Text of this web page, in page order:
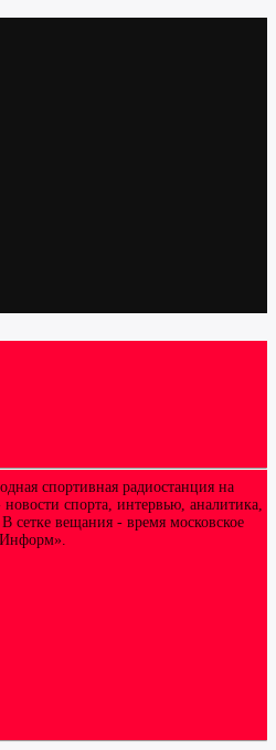
спортивная радиостанция на
спорта, интервью, аналитика,
сетке вещания - время московское